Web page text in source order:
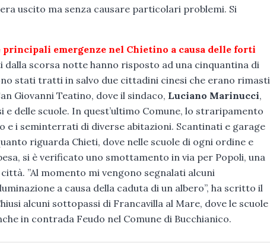
uscito ma senza causare particolari problemi. Si
emergenze nel Chietino a causa delle forti
scorsa notte hanno risposto ad una cinquantina di
stati tratti in salvo due cittadini cinesi che erano rimasti
Giovanni Teatino, dove il sindaco, Luciano Marinucci,
delle scuole. In quest’ultimo Comune, lo straripamento
e i seminterrati di diverse abitazioni. Scantinati e garage
riguarda Chieti, dove nelle scuole di ogni ordine e
si è verificato uno smottamento in via per Popoli, una
”Al momento mi vengono segnalati alcuni
a causa della caduta di un albero”, ha scritto il
alcuni sottopassi di Francavilla al Mare, dove le scuole
in contrada Feudo nel Comune di Bucchianico.